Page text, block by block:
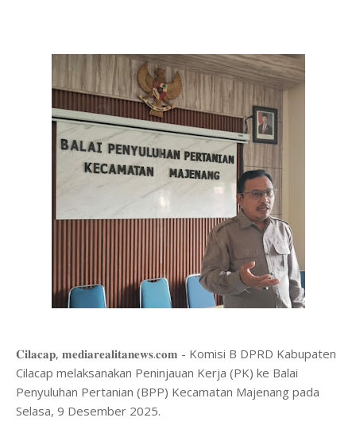
𝐂𝐢𝐥𝐚𝐜𝐚𝐩, 𝐦𝐞𝐝𝐢𝐚𝐫𝐞𝐚𝐥𝐢𝐭𝐚𝐧𝐞𝐰𝐬.𝐜𝐨𝐦 - Komisi B DPRD Kabupaten
Cilacap melaksanakan Peninjauan Kerja (PK) ke Balai
Penyuluhan Pertanian (BPP) Kecamatan Majenang pada
Selasa, 9 Desember 2025.